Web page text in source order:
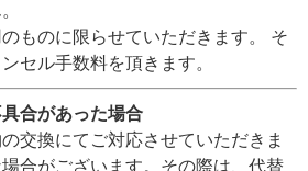
ものに限らせていただきます。 そ
セル手数料を頂きます。
合があった場合
交換にてご対応させていただきま
合がございます。その際は、代替